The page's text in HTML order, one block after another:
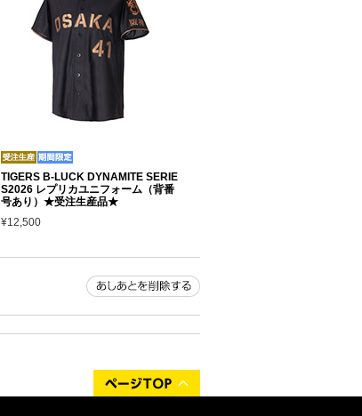
TIGERS B-LUCK DYNAMITE SERIE
S2026 レプリカユニフォーム（背番
号あり）★受注生産品★
¥12,500